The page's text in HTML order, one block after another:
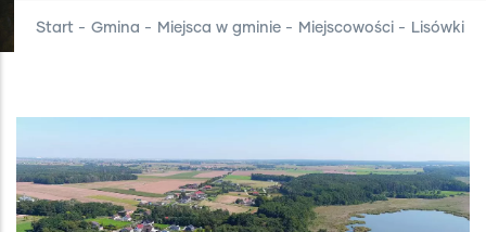
Start - Gmina - Miejsca w gminie - Miejscowości - Lisówki